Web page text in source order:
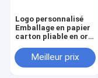
Logo personnalisé
Emballage en papier
carton pliable en or
Luxe boîte cadeau
magnétique avec
Meilleur prix